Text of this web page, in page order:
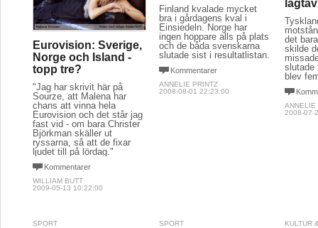
Eurovision: Sverige,
Norge och Island -
topp tre?
"Jag har skrivit här på
Sourze, att Malena har
chans att vinna hela
Eurovision och det står jag
fast vid - om bara Christer
Björkman skäller ut
ryssarna, så att de fixar
ljudet till på lördag."
Kommentarer
WILLIAM BUTT
2009-05-13 10:22:00
Finland kvalade mycket
bra i gårdagens kval i
Einsiedeln. Norge har
ingen hoppare alls på plats
och de båda svenskarna
slutade sist i resultatlistan.
Kommentarer
ANNELIE PRINTZ
2008-08-01 22:23:00
det
skilde
slutade
blev
ANNELIE
2008-07-
SPORT SPORT KULTUR